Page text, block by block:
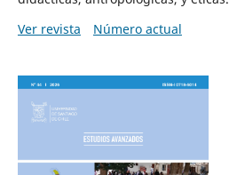
Ver revista
Número actual